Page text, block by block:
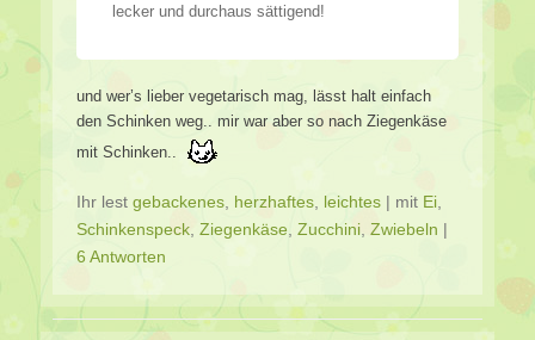
lecker und durchaus sättigend!
und wer’s lieber vegetarisch mag, lässt halt einfach
den Schinken weg.. mir war aber so nach Ziegenkäse
mit Schinken..
Ihr lest gebackenes herzhaftes leichtes | mit Ei
Schinkenspeck Ziegenkäse Zucchini Zwiebeln |
6 Antworten